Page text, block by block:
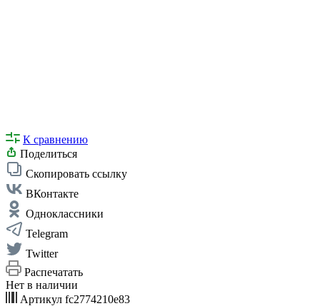
К сравнению
Поделиться
Скопировать ссылку
ВКонтакте
Одноклассники
Telegram
Twitter
Распечатать
Нет в наличии
Артикул fc2774210e83